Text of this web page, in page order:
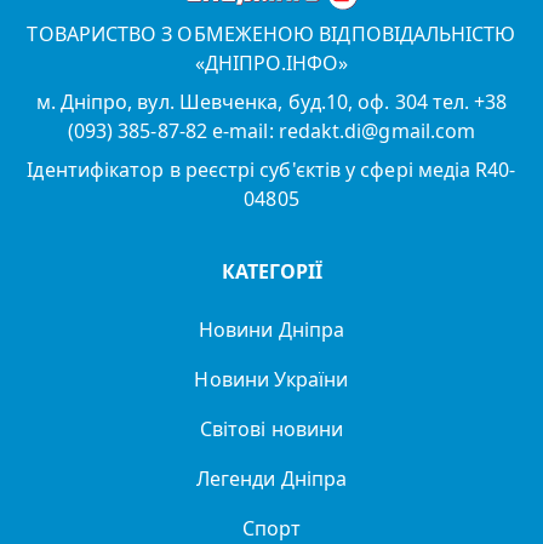
ТОВАРИСТВО З ОБМЕЖЕНОЮ ВІДПОВІДАЛЬНІСТЮ
«ДНІПРО.ІНФО»
м. Дніпро, вул. Шевченка, буд.10, оф. 304 тел. +38
(093) 385-87-82 e-mail: redakt.di@gmail.com
Ідентифікатор в реєстрі суб'єктів у сфері медіа R40-
04805
КАТЕГОРІЇ
Новини Дніпра
Новини України
Світові новини
Легенди Дніпра
Спорт